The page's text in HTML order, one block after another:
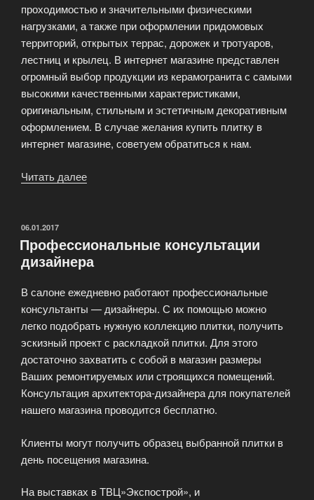
проходимостью и значительными физическими
нагрузками, а также при оформлении придомовых
территорий, открытых террас, дорожек и тротуаров,
лестниц и крылец. В интернет магазине представлен
огромный выбор продукции из керамогранита с самыми
высокими качественными характеристиками,
оригинальным, стильным и эстетичным декоративным
оформлением. В случае желания купить плитку в
интернет магазине, советуем обратиться к нам.
Читать далее
ОПУБЛИКОВАНО
06.01.2017
Профессиональные консультации
дизайнера
В салоне ежедневно работают профессиональные
консультанты — дизайнеры. С их помощью можно
легко подобрать нужную коллекцию плитки, получить
эскизный проект с раскладкой плитки. Для этого
достаточно захватить с собой в магазин размеры
Ваших ремонтируемых или строящихся помещений.
Консультация архитектора-дизайнера для покупателей
нашего магазина проводится бесплатно.
Клиенты могут получить образец выбранной плитки в
день посещения магазина.
На выставках в ТВЦ»Экспострой», и